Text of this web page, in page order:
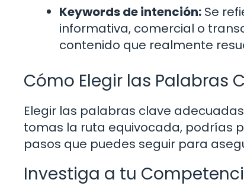
Keywords de intención: Se
informativa, comercial o
contenido que realmente
Cómo Elegir las Palabras
Elegir las palabras clave
tomas la ruta equivocada, podrías
pasos que puedes seguir para
Investiga a tu